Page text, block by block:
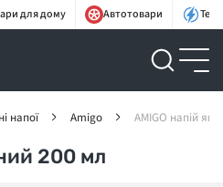
для дому Автотовари
напої Amigo AMIGO напій
200 мл